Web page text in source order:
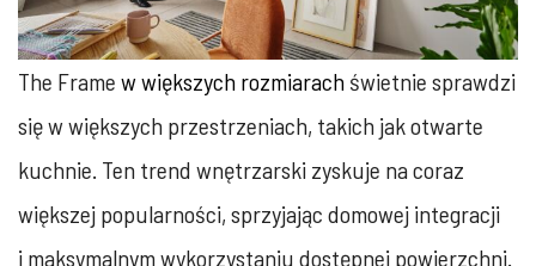
The Frame w większych rozmiarach świetnie sprawdzi
się w większych przestrzeniach, takich jak otwarte
kuchnie. Ten trend wnętrzarski zyskuje na coraz
większej popularności, sprzyjając domowej integracji
i maksymalnym wykorzystaniu dostępnej powierzchni.